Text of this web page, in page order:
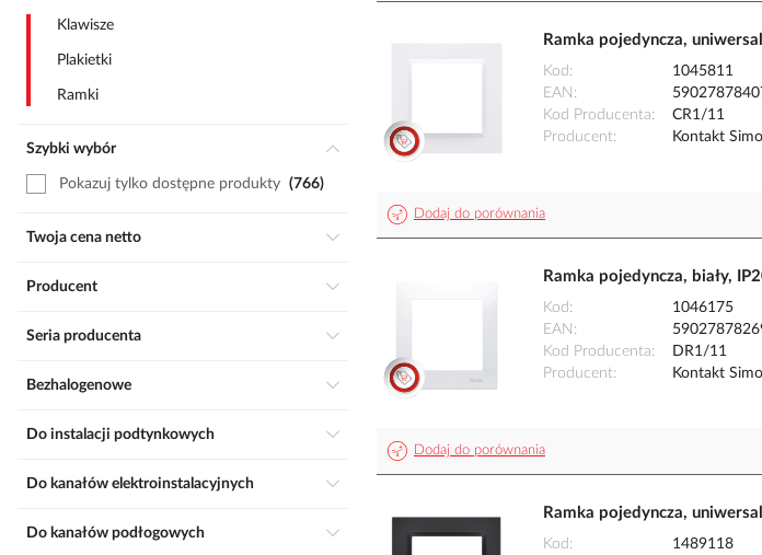
Ramka pojedyncza,
Kod
1045811
EAN
Kod Producenta
CR1/11
Producent
Kontakt
Dodaj do porównania
Ramka pojedyncza, biały,
Kod
1046175
EAN
Kod Producenta
DR1/11
Producent
Kontakt
Dodaj do porównania
Ramka pojedyncza,
Kod
1489118
Klawisze
Plakietki
Ramki
Szybki wybór
Pokazuj tylko dostępne produkty 766
Twoja cena netto
Producent
Seria producenta
Bezhalogenowe
Do instalacji podtynkowych
Do kanałów elektroinstalacyjnych
Do kanałów podłogowych